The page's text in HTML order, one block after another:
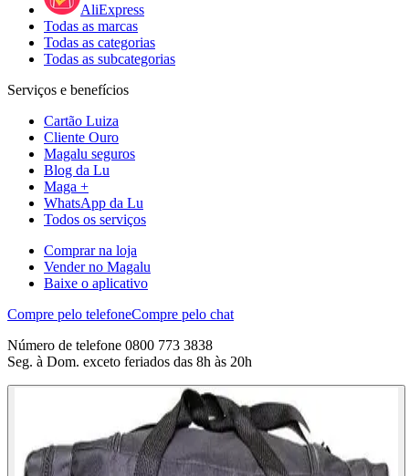
AliExpress
Todas as marcas
Todas as categorias
Todas as subcategorias
Serviços e benefícios
Cartão Luiza
Cliente Ouro
Magalu seguros
Blog da Lu
Maga +
WhatsApp da Lu
Todos os serviços
Comprar na loja
Vender no Magalu
Baixe o aplicativo
Compre pelo telefoneCompre pelo chat
Número de telefone 0800 773 3838
Seg. à Dom. exceto feriados das 8h às 20h